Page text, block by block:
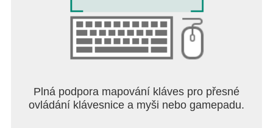
Plná podpora mapování kláves pro přesné
ovládání klávesnice a myši nebo gamepadu.